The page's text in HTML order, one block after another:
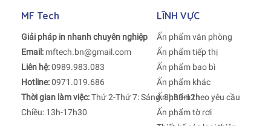
MF Tech
Giải pháp in nhanh chuyên nghiệp
Email: mftech.bn@gmail.com
Liên hệ:0989.983.083
Hotline:0971.019.686
Thời gian làm việc:Thứ 2-Thứ 7: Sáng: 8h30-12h
Chiều: 13h-17h30
LĨNH VỰC
Ấn phẩm văn phòng
Ấn phẩm tiếp thị
Ấn phẩm bao bì
Ấn phẩm khác
Ấn phẩm theo yêu cầu
Ấn phẩm tờ rơi